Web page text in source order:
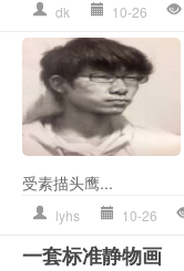
dk 10-26
受素描头鹰...
lyhs 10-26
一套标准静物画